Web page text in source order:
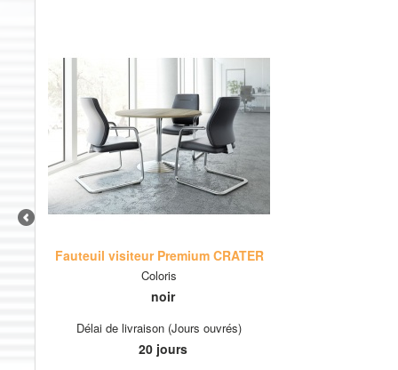
Fauteuil visiteur Premium CRATER
Coloris
noir
Délai de livraison (Jours ouvrés)
20 jours